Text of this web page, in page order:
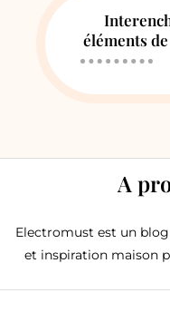
éléments
A
Electromust est un
et inspiration maison